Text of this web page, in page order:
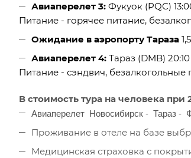
Авиаперелет 3: Фукуок (PQC)
Питание - горячее питание,
Ожидание в аэропорту Тараза
Авиаперелет 4: Тараз (DMB)
Питание - сэндвич, безалкогольные
В стоимость тура на человека
Авиаперелет Новосибирск - Тараз -
Проживание в отеле на базе
Медицинская страховка с